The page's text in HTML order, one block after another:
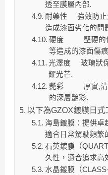
透至膜層內部.
耐藥性 強效防止
造成漆面劣化的問
硬度 堅硬的保
等造成的漆面傷
光澤度 玻璃狀保
耀光芒.
艷彩 厚實,清澈
的深層艷彩.
以下為GZOX鍍膜日式
海島鍍膜：提供卓
適合日常駕駛頻繁
石英鍍膜（
久性，適合追求高
水晶鍍膜（